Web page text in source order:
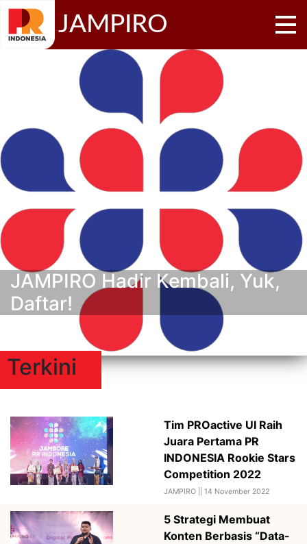
JAMPIRO
JAMPIRO Hadir Kembali, Yuk,
Daftar!
Terkini
Tim PROactive UI Raih
Juara Pertama PR
INDONESIA Rookie Stars
Competition 2022
JAMPIRO || 14 November 2022
5 Strategi Membuat
Konten Berbasis “Data-